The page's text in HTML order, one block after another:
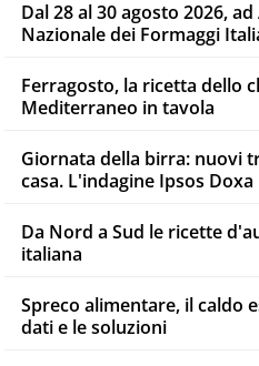
Dal 28 al 30 agosto 2026,
Nazionale dei Formaggi
Ferragosto, la ricetta dello
Mediterraneo in tavola
Giornata della birra: nuovi
casa. L'indagine Ipsos Doxa
Da Nord a Sud le ricette
italiana
Spreco alimentare, il caldo
dati e le soluzioni